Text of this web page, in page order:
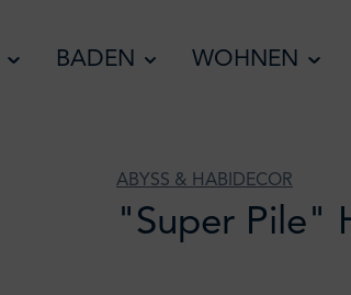
BADEN WOHNEN
ABYSS & HABIDECOR
"Super Pile"